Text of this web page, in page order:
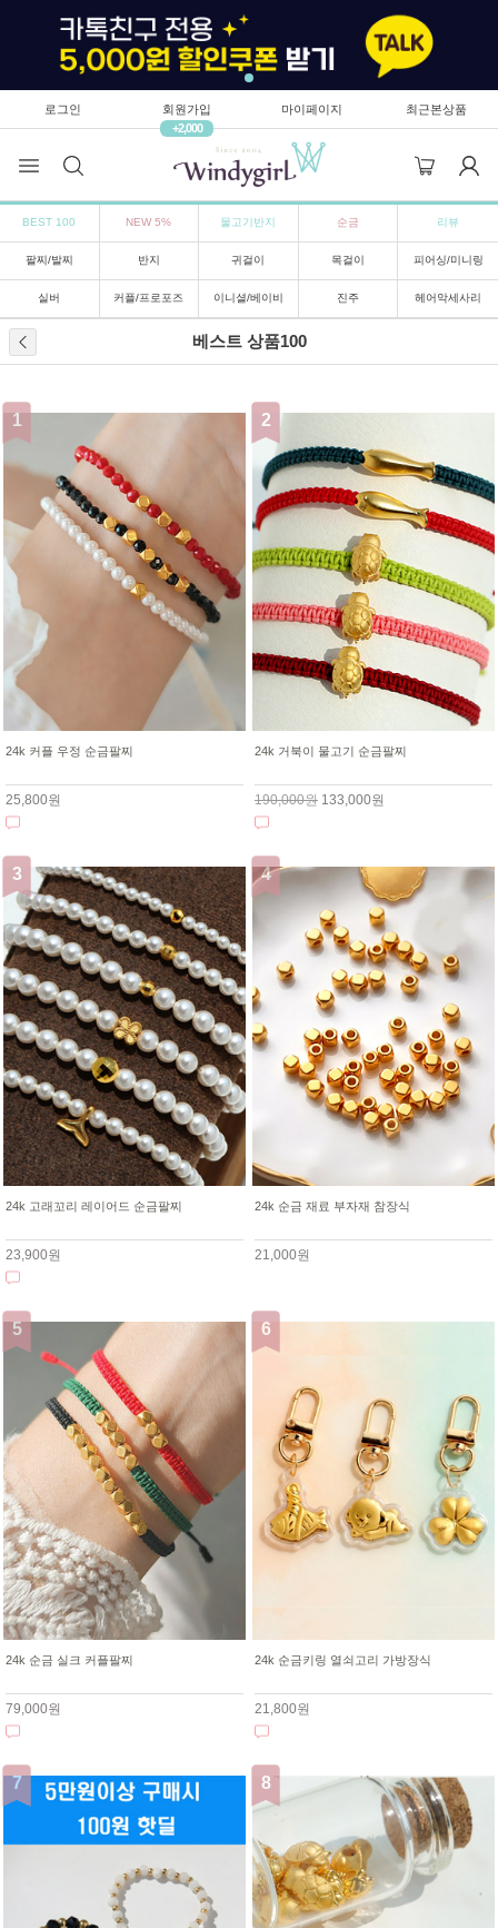
로그인
회원가입
+2,000
마이페이지 최근본상품
BEST 100 NEW 5% 물고기반지 순금 리뷰
팔찌/발찌 반지 귀걸이 목걸이 피어싱/미니링
실버 커플/프로포즈 이니셜/베이비 진주 헤어악세사리
베스트 상품100
24k 커플 우정 순금팔찌
25,800원
24k 거북이 물고기 순금팔찌
190,000원 133,000원
24k 고래꼬리 레이어드 순금팔찌
23,900원
24k 순금 재료 부자재 참장식
21,000원
24k 순금 실크 커플팔찌
79,000원
24k 순금키링 열쇠고리 가방장식
21,800원